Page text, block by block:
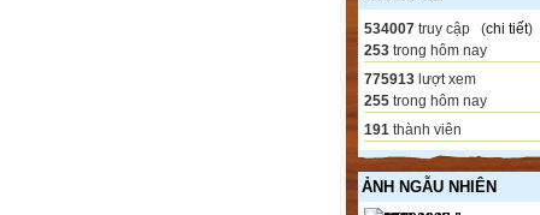
534007 truy cập (chi tiết)
253 trong hôm nay
775913 lượt xem
255 trong hôm nay
191 thành viên
ẢNH NGẪU NHIÊN